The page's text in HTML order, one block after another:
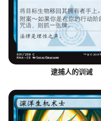
逮捕人的训诫